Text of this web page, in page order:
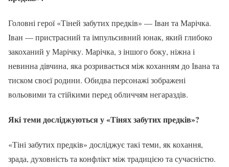
Головні герої «Тіней забутих предків» — Іван та Марічка.
Іван — пристрасний та імпульсивний юнак, який глибоко
закоханий у Марічку. Марічка, з іншого боку, ніжна і
невинна дівчина, яка розривається між коханням до Івана та
тиском своєї родини. Обидва персонажі зображені
вольовими та стійкими перед обличчям негараздів.
Які теми досліджуються у «Тінях забутих предків»?
«Тіні забутих предків» досліджує такі теми, як кохання,
зрада, духовність та конфлікт між традицією та сучасністю.